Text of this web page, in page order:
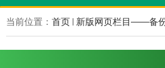
当前位置： 首页 新版网页栏目——备